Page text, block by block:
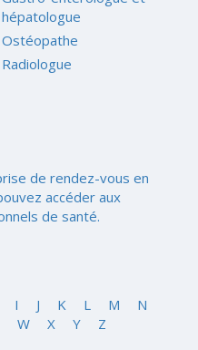
hépatologue
Ostéopathe
Radiologue
de rendez-vous en
accéder aux
de santé.
I J K L M
N
W X Y Z